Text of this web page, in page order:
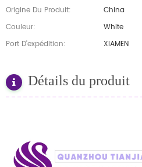
Origine Du Produit:
China
Couleur:
White
Port D'expédition:
XIAMEN
Détails du produit